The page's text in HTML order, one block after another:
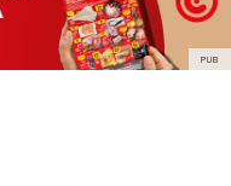
PUB